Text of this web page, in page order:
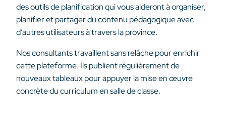
des outils de planification qui vous aideront à organiser,
planifier et partager du contenu pédagogique avec
d’autres utilisateurs à travers la province.
Nos consultants travaillent sans relâche pour enrichir
cette plateforme. Ils publient régulièrement de
nouveaux tableaux pour appuyer la mise en œuvre
concrète du curriculum en salle de classe.